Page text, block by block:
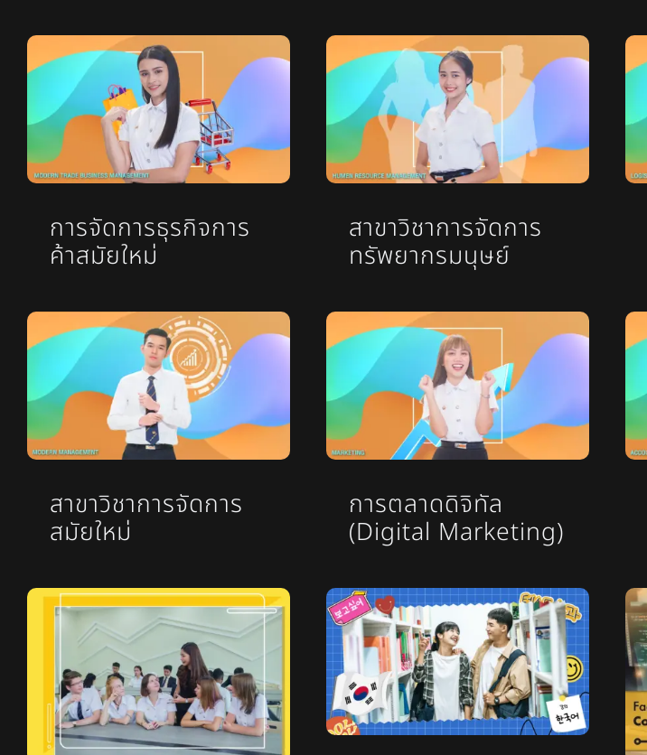
การจัดการธุรกิจการ
ค้าสมัยใหม่
สาขาวิชาการจัดการ
ทรัพยากรมนุษย์
สาขาวิชาการจัดการ
สมัยใหม่
การตลาดดิจิทัล
(Digital Marketing)